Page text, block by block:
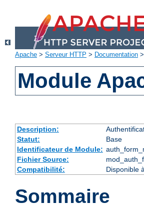
Apache > Serveur HTTP > Documentation >
Module
Description:
Statut:
Base
Identificateur de Module:
Fichier Source:
Compatibilité:
Disponible
Sommaire